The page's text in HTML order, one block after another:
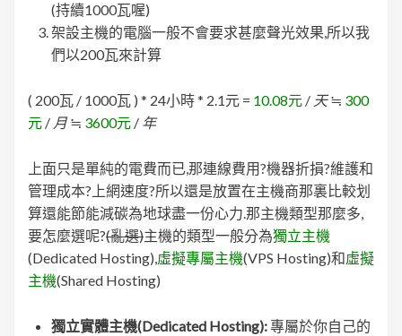
(持續1000瓦喔)
架設主機的電腦一般不會要求甚麼聲光效果,所以我
們以200瓦來計算
( 200瓦 / 1000瓦 ) * 24小時 * 2.1元 = 10.08元 / 天≒ 300
元 / 月≒ 3600元 / 年
上面只是單純的電費而已,那連線費用?機器折損?維護和
管理成本?上網速度?所以還是放置在主機商那裏比較划
算還能節能減碳為地球盡一份心力.那主機類型那麼多,
要怎麼選呢?(亂選)主機的類型一般分為獨立主機
(Dedicated Hosting),虛擬專屬主機(VPS Hosting)和虛擬
主機(Shared Hosting)
獨立實體主機(Dedicated Hosting):專屬於你自己的